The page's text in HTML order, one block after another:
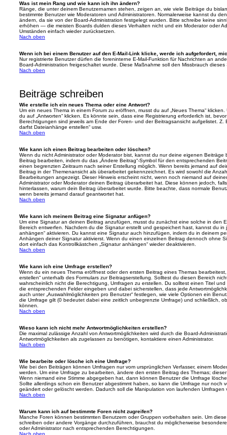
Was ist mein Rang und wie kann ich ihn ändern?
Ränge, die unter deinem Benutzernamen stehen, zeigen an, wie viele Beiträge du
bestimmte Benutzer wie Moderatoren und Administratoren. Normalerweise kannst du
ändern, da sie von der Board-Administration festgelegt wurden. Bitte schreibe keine
erhöhen — die meisten Boards dulden dieses Verhalten nicht und ein Moderator oder
Umständen einfach wieder zurücksetzen.
Nach oben
Wenn ich bei einem Benutzer auf den E-Mail-Link klicke, werde ich aufgefordert,
Nur registrierte Benutzer dürfen die foreninterne E-Mail-Funktion für Nachrichten an
Board-Administration freigeschaltet wurde. Diese Maßnahme soll den Missbrauch
Nach oben
Beiträge schreiben
Wie erstelle ich ein neues Thema oder eine Antwort?
Um ein neues Thema in einem Forum zu eröffnen, musst du auf „Neues Thema“
du auf „Antworten“ klicken. Es könnte sein, dass eine Registrierung erforderlich ist,
Berechtigungen sind jeweils am Ende der Foren- und der Beitragsansicht aufgelistet. Z.
darfst Dateianhänge erstellen“ usw.
Nach oben
Wie kann ich einen Beitrag bearbeiten oder löschen?
Wenn du nicht Administrator oder Moderator bist, kannst du nur deine eigenen
Beitrag bearbeiten, indem du das „Ändere Beitrag“-Symbol für den entsprechenden
einen begrenzten Zeitraum nach seiner Erstellung möglich. Wenn bereits jemand auf
Beitrag in der Themenansicht als überarbeitet gekennzeichnet. Es wird sowohl die
Bearbeitungen angezeigt. Dieser Hinweis erscheint nicht, wenn noch niemand auf
Administrator oder Moderator deinen Beitrag überarbeitet hat. Diese können jedoch,
hinterlassen, warum dein Beitrag überarbeitet wurde. Bitte beachte, dass normale
wenn bereits jemand darauf geantwortet hat.
Nach oben
Wie kann ich meinem Beitrag eine Signatur anfügen?
Um eine Signatur an deinen Beitrag anzufügen, musst du zunächst eine solche in den
Bereich entwerfen. Nachdem du die Signatur erstellt und gespeichert hast, kannst du in
anhängen“ aktivieren. Du kannst eine Signatur auch hinzufügen, indem du in deinem
Anhängen deiner Signatur aktivierst. Wenn du einen einzelnen Beitrag dennoch ohne
dort einfach das Kontrollkästchen „Signatur anhängen“ wieder deaktivieren.
Nach oben
Wie kann ich eine Umfrage erstellen?
Wenn du ein neues Thema eröffnest oder den ersten Beitrag eines Themas
erstellen“ unterhalb des Formulars zur Beitragserstellung. Solltest du diesen Bereich
wahrscheinlich nicht die Berechtigung, Umfragen zu erstellen. Du solltest einen Titel
die entsprechenden Felder eingeben und dabei sicherstellen, dass jede
auch unter „Auswahlmöglichkeiten pro Benutzer“ festlegen, wie viele Optionen ein
die Umfrage gilt (0 bedeutet dabei eine zeitlich unbegrenzte Umfrage) und schließlich,
können.
Nach oben
Wieso kann ich nicht mehr Antwortmöglichkeiten erstellen?
Die maximal zulässige Anzahl von Antwortmöglichkeiten wird durch die Board-
Antwortmöglichkeiten als zugelassen zu benötigen, kontaktiere einen Administrator.
Nach oben
Wie bearbeite oder lösche ich eine Umfrage?
Wie bei den Beiträgen können Umfragen nur vom ursprünglichen Verfasser, einem
werden. Um eine Umfrage zu bearbeiten, ändere den ersten Beitrag des Themas;
Wenn niemand eine Stimme abgegeben hat, dann können Benutzer die Umfrage
Sollte allerdings schon ein Benutzer abgestimmt haben, so kann die Umfrage nur noch
geändert oder gelöscht werden. Dadurch soll die Manipulation von laufenden Umfragen
Nach oben
Warum kann ich auf bestimmte Foren nicht zugreifen?
Manche Foren können bestimmten Benutzern oder Gruppen vorbehalten sein. Um
schreiben oder andere Vorgänge durchzuführen, brauchst du möglicherweise
oder Administrator nach entsprechenden Berechtigungen.
Nach oben